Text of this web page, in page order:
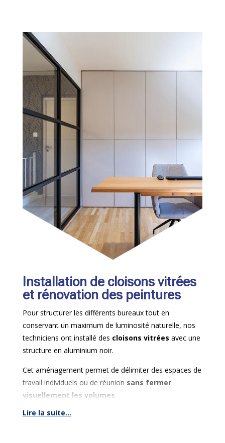
Installation de cloisons vitrées
et rénovation des peintures
Pour structurer les différents bureaux tout en
conservant un maximum de luminosité naturelle, nos
techniciens ont installé des cloisons vitrées avec une
structure en aluminium noir.
Cet aménagement permet de délimiter des espaces de
travail individuels ou de réunion sans fermer
visuellement les volumes
En complément, les équipes ont réalisé les travaux de
Lire la suite...